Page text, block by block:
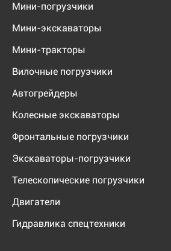
Мини-погрузчики
Мини-экскаваторы
Мини-тракторы
Вилочные погрузчики
Автогрейдеры
Колесные экскаваторы
Фронтальные погрузчики
Экскаваторы-погрузчики
Телескопические погрузчики
Двигатели
Гидравлика спецтехники